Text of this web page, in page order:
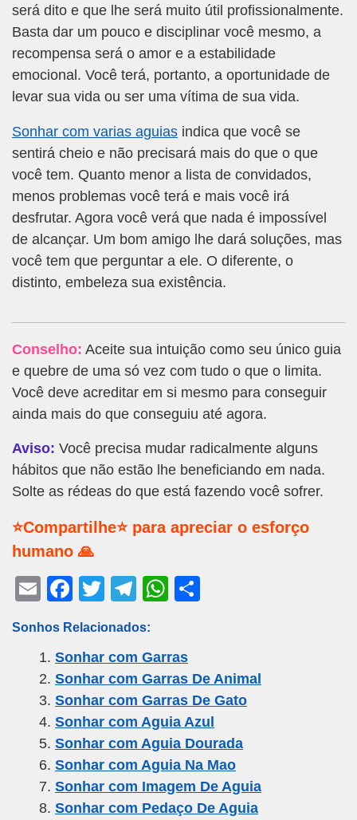
será dito e que lhe será muito útil profissionalmente.
Basta dar um pouco e disciplinar você mesmo, a
recompensa será o amor e a estabilidade
emocional. Você terá, portanto, a oportunidade de
levar sua vida ou ser uma vítima de sua vida.
Sonhar com varias aguias indica que você se
sentirá cheio e não precisará mais do que o que
você tem. Quanto menor a lista de convidados,
menos problemas você terá e mais você irá
desfrutar. Agora você verá que nada é impossível
de alcançar. Um bom amigo lhe dará soluções, mas
você tem que perguntar a ele. O diferente, o
distinto, embeleza sua existência.
Conselho: Aceite sua intuição como seu único guia
e quebre de uma só vez com tudo o que o limita.
Você deve acreditar em si mesmo para conseguir
ainda mais do que conseguiu até agora.
Aviso: Você precisa mudar radicalmente alguns
hábitos que não estão lhe beneficiando em nada.
Solte as rédeas do que está fazendo você sofrer.
⭐Compartilhe⭐ para apreciar o esforço
humano 🙏
E
ail
F
c
e
b
o
o
k
T
tt
er
T
e
gr
a
m
W
s
A
p
p
Sonhos Relacionados:
Sonhar com Garras
Sonhar com Garras De Animal
Sonhar com Garras De Gato
Sonhar com Aguia Azul
Sonhar com Aguia Dourada
Sonhar com Aguia Na Mao
Sonhar com Imagem De Aguia
Sonhar com Pedaço De Aguia